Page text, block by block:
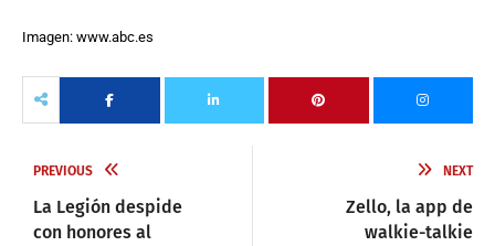
Imagen: www.abc.es
PREVIOUS
La Legión despide
con honores al
NEXT
Zello, la app de
walkie-talkie